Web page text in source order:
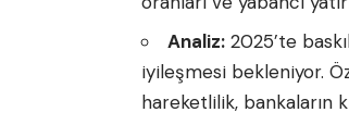
Analiz: 2025’te
iyileşmesi bekleniyor.
hareketlilik, bankaların